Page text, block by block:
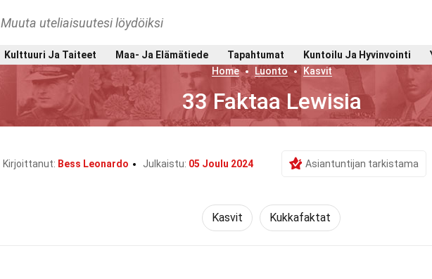
Muuta uteliaisuutesi löydöiksi
Kulttuuri Ja Taiteet Maa- Ja Elämätiede Tapahtumat Kuntoilu Ja Hyvinvointi
Home
Luonto Kasvit
33 Faktaa Lewisia
Kirjoittanut: Bess Leonardo Julkaistu: 05 Joulu 2024 Asiantuntijan tarkistama
Kasvit Kukkafaktat